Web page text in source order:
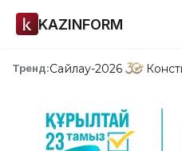
KAZINFORM
Тренд:Сайлау-2026